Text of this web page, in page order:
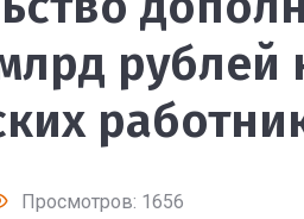
рублей
Просмотров: 1656